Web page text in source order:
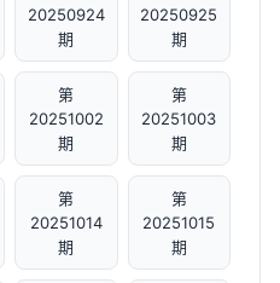
20250924
期
20250925
期
第
20251002
期
第
20251003
期
第
20251014
期
第
20251015
期